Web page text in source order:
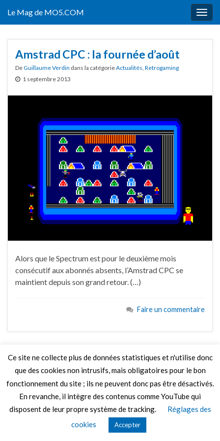
Le Mag de MO5.COM
Amstrad CPC : la fournée d’août
DeGuillaume Verdin dans la catégorieActualités, Retrogaming
1 septembre 2013
Alors que le Spectrum est pour le deuxième mois
consécutif aux abonnés absents, l’Amstrad CPC se
maintient depuis son grand retour. (…)
Faire un commentaire
© 2026 Le Mag de MO5.COM.
Construit avec
parThèmes Graphene
Ce site ne collecte plus de données statistiques et n'utilise donc
que des cookies non intrusifs, mais obligatoires pour le bon
fonctionnement du site ; ils ne peuvent donc pas être désactivés.
En revanche, il intègre des contenus comme YouTube qui
disposent de leur propre système de tracking.
Réglages des
cookies
Accepter